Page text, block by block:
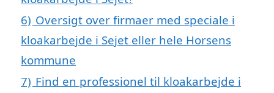
6) Oversigt over firmaer med speciale i
kloakarbejde i Sejet eller hele Horsens
kommune
7) Find en professionel til kloakarbejde i